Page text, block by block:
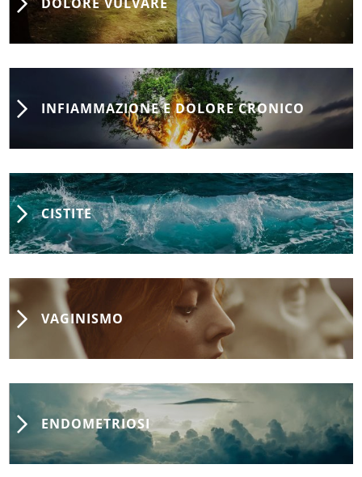
DOLORE VULVARE
INFIAMMAZIONE E DOLORE CRONICO
CISTITE
VAGINISMO
ENDOMETRIOSI